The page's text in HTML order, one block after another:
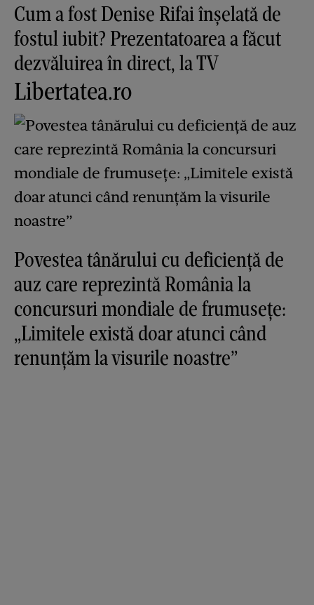
Cum a fost Denise Rifai înșelată de
fostul iubit? Prezentatoarea a făcut
dezvăluirea în direct, la TV
Libertatea.ro
Povestea tânărului cu deficiență de
auz care reprezintă România la
concursuri mondiale de frumusețe:
„Limitele există doar atunci când
renunțăm la visurile noastre”